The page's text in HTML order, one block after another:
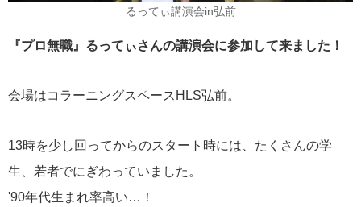
るってぃ講演会in弘前
『プロ無職』るってぃさんの講演会に参加して来ました！
会場はコラーニングスペースHLS弘前。
13時を少し回ってからのスタート時には、たくさんの学
生、若者でにぎわっていました。
'90年代生まれ率高い…！